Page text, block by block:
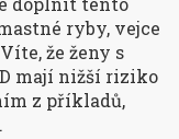
ryby, vejce
že ženy s
mají nižší riziko
z příkladů,